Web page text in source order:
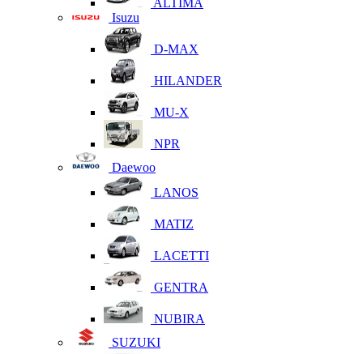
ALTIMA
Isuzu
D-MAX
HILANDER
MU-X
NPR
Daewoo
LANOS
MATIZ
LACETTI
GENTRA
NUBIRA
SUZUKI